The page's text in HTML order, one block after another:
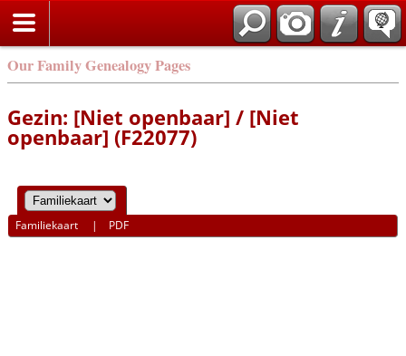
Our Family Genealogy Pages
Gezin: [Niet openbaar] / [Niet
openbaar] (F22077)
Familiekaart | PDF